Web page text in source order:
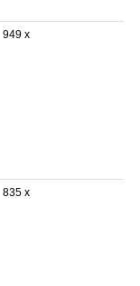
949 x
835 x